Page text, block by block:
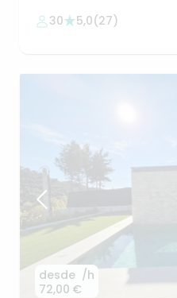
30
5,0(27)
desde
72,00 €
/h